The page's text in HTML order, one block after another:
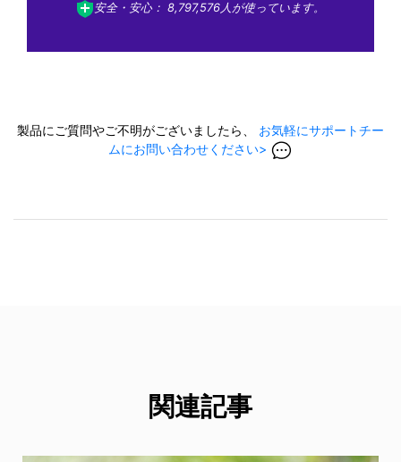
安全・安心： 8,797,576人が使っています。
製品にご質問やご不明がございましたら、 お気軽にサポートチー
ムにお問い合わせください>
関連記事